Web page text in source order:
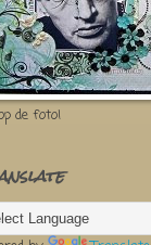
de foto!